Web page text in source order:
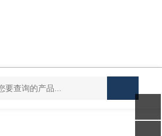
HY-100L大容量恒温油浴锅